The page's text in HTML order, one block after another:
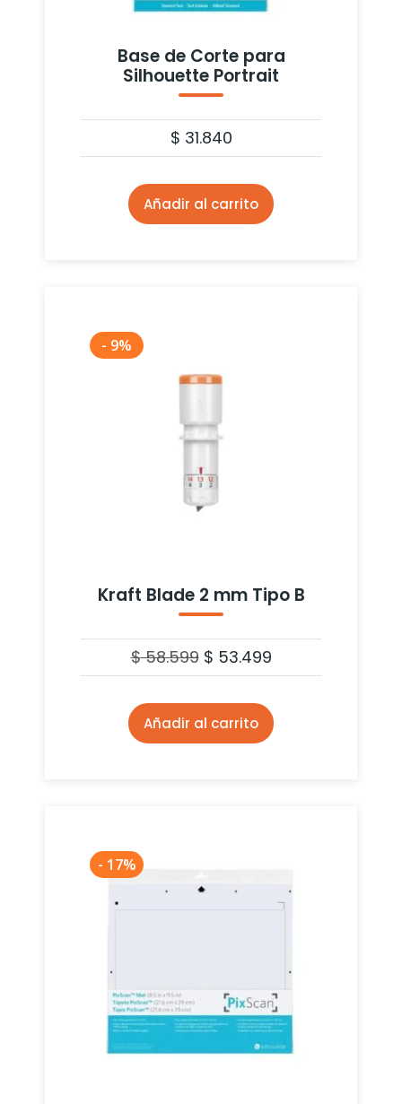
Base de Corte para
Silhouette Portrait
$ 31.840
Añadir al carrito
- 9%
Kraft Blade 2 mm Tipo B
$58.599 $ 53.499
Añadir al carrito
- 17%